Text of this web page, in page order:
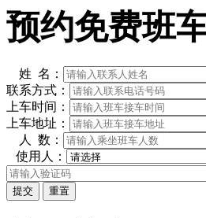
预约免费班
姓 名：
联系方式：
上车时间：
上车地址：
人 数：
使用人：